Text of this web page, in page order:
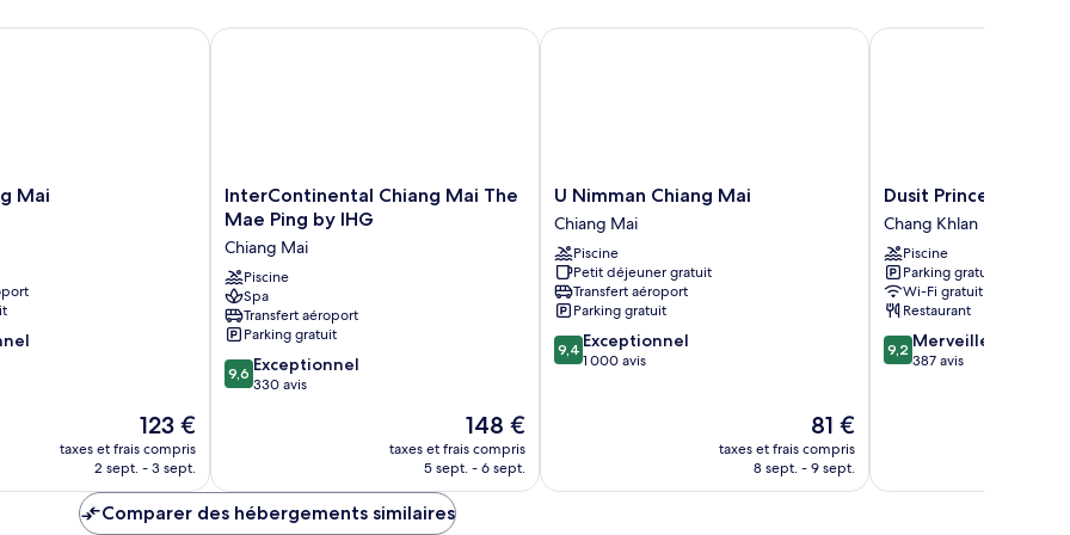
1
Mai
Le
nouveau
prix
de
123 €
123 €
taxes et frais compris
2 sept. - 3 sept.
InterContinental
Chiang
The
Mae
Ping
by
IHG
Chiang
Mai
InterContinental Chiang Mai The
Mae Ping by IHG
Chiang Mai
Piscine
Spa
Transfert aéroport
Parking gratuit
9.6
sur
9,6 Exceptionnel
330 avis
Le
nouveau
prix
148 €
taxes et frais compris
5 sept. - 6 sept.
InterContinental Chiang Mai The Mae Ping by IHG
U
Nimman
Chiang
Mai
Chiang
Mai
U Nimman Chiang Mai
Chiang Mai
Piscine
Petit déjeuner gratuit
Transfert aéroport
Parking gratuit
9.4
sur
9,4 Exceptionnel
1 000 avis
Le
nouveau
prix
81 €
taxes et frais compris
8 sept. - 9 sept.
U Nimman Chiang Mai
Dusit
Princess
Chiang
Mai
Chang
Khlan
Dusit Princess
Chang Khlan
Piscine
Parking gratuit
Wi-Fi gratuit
Restaurant
9.2
sur
9,2 Merveilleux
387 avis
Dusit Princess Chiang
Comparer des hébergements similaires